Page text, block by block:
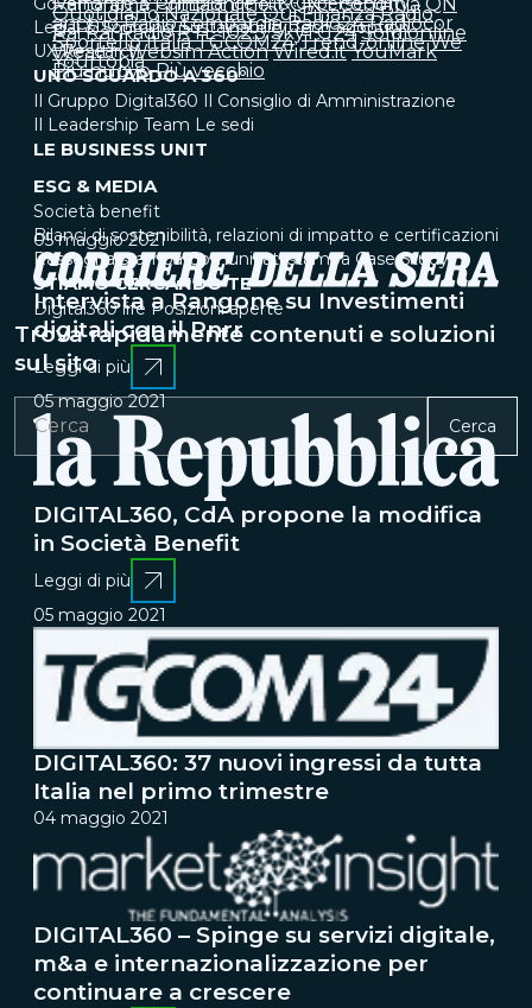
Legal & Sourcing Sustainability Tech adoption
UX Research
UNO SGUARDO A 360°
Il Gruppo Digital360 Il Consiglio di Amministrazione
Il Leadership Team Le sedi
LE BUSINESS UNIT
ESG & MEDIA
Società benefit
Bilanci di sostenibilità, relazioni di impatto e certificazioni
Rassegna stampa Comunicati stampa Case Study
STIAMO CERCANDO TE
Digital360 life Posizioni aperte
Trova rapidamente contenuti e soluzioni
sul sito
Cerca
Quotidiano Nazionale Qui Finanza Radio
anch'io Radio Lombardia Radio24 Radiocor
Rai Rai Radio RTL 102.5 SkyTG24 Soldionline
Sportello Italia TGCOM24 Trend-online We
Wealth Websim Action Wired.it YouMark
Yourtopia
Più nuovo Più vecchio
05 maggio 2021
Intervista a Rangone su Investimenti
digitali con il Pnrr
Leggi di più
05 maggio 2021
DIGITAL360, CdA propone la modifica
in Società Benefit
Leggi di più
05 maggio 2021
DIGITAL360: 37 nuovi ingressi da tutta
Italia nel primo trimestre
04 maggio 2021
DIGITAL360 – Spinge su servizi digitale,
m&a e internazionalizzazione per
continuare a crescere